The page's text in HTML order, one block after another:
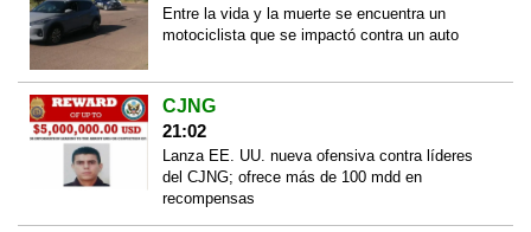
Entre la vida y la muerte se encuentra un
motociclista que se impactó contra un auto
CJNG
21:02
Lanza EE. UU. nueva ofensiva contra líderes
del CJNG; ofrece más de 100 mdd en
recompensas